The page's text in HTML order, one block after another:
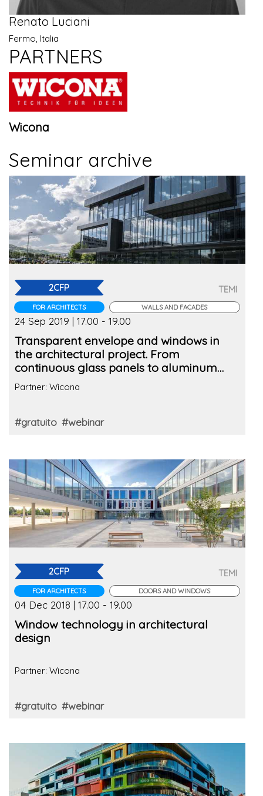
Renato Luciani
Fermo, Italia
PARTNERS
Wicona
Seminar archive
2CFP
FOR ARCHITECTS
TEMI
WALLS AND FACADES
24 Sep 2019 | 17.00 - 19.00
Transparent envelope and windows in
the architectural project. From
continuous glass panels to aluminum
façade systems (2nd edition)
Partner: Wicona
#gratuito #webinar
2CFP
FOR ARCHITECTS
TEMI
DOORS AND WINDOWS
04 Dec 2018 | 17.00 - 19.00
Window technology in architectural
design
Partner: Wicona
#gratuito #webinar